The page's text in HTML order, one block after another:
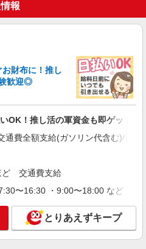
ースエイド）
市 【最寄駅】JR両毛線・東武日光
詳細を見る
メディカルケア事業部/宇都宮オフ
★週払いOK（規定あり） ※給与
による
市 【最寄駅】JR両毛線「大平下」
詳細を見る
報
財布に！推し
歓迎◎
OK！推し活の軍資金も即ゲット◎
通費全額支給(ガソリン代含む)/日払
ど 交通費支給
〜16:30 ・9:00〜18:00 など ※残
とりあえずキープ